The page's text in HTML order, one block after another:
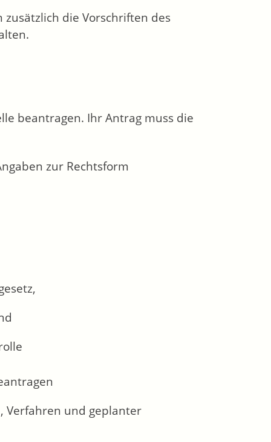
die Vorschriften des
beantragen. Ihr Antrag muss die
zur Rechtsform
Verfahren und geplanter